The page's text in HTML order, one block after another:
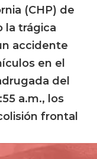
(CHP) de
la trágica
accidente
en el
del
a.m., los
frontal